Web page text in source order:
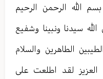
الله الرحمن الرحيم
سيدنا ونبينا وشفيع
الطاهرين والسلام
العزيز لقد اطلعت على